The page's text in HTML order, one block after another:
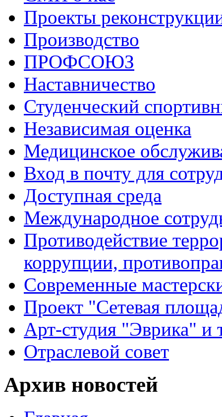
Проекты
Производство
ПРОФСОЮЗ
Наставничество
Студенческий
Независимая оценка
Медицинское
Вход в почту для
Доступная среда
Международное
Противодействие
коррупции,
Современные
Проект "Сетевая
Арт-студия "Эврика" и
Отраслевой совет
Архив новостей